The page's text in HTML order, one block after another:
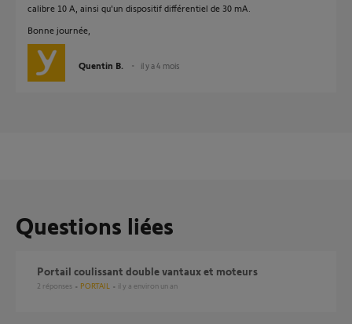
calibre 10 A, ainsi qu'un dispositif différentiel de 30 mA.
Bonne journée,
Quentin B. il y a 4 mois
Questions liées
Portail coulissant double vantaux et moteurs
2 réponses PORTAIL il y a environ un an